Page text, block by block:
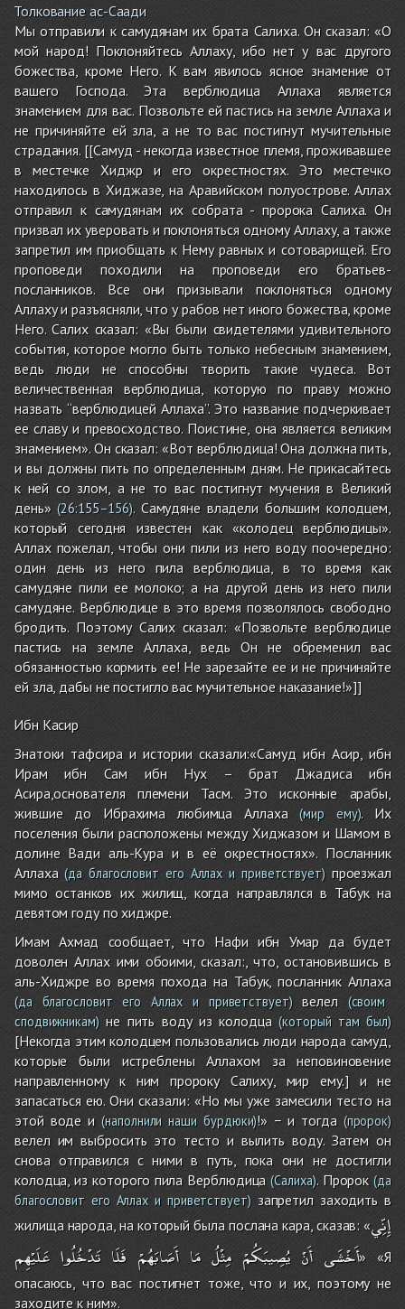
Толкование ас-Саади
Мы отправили к самудянам их брата Салиха. Он сказал: «О
мой народ! Поклоняйтесь Аллаху, ибо нет у вас другого
божества, кроме Него. К вам явилось ясное знамение от
вашего Господа. Эта верблюдица Аллаха является
знамением для вас. Позвольте ей пастись на земле Аллаха и
не причиняйте ей зла, а не то вас постигнут мучительные
страдания. [[Самуд - некогда известное племя, проживавшее
в местечке Хиджр и его окрестностях. Это местечко
находилось в Хиджазе, на Аравийском полуострове. Аллах
отправил к самудянам их собрата - пророка Салиха. Он
призвал их уверовать и поклоняться одному Аллаху, а также
запретил им приобщать к Нему равных и сотоварищей. Его
проповеди походили на проповеди его братьев-
посланников. Все они призывали поклоняться одному
Аллаху и разъясняли, что у рабов нет иного божества, кроме
Него. Салих сказал: «Вы были свидетелями удивительного
события, которое могло быть только небесным знамением,
ведь люди не способны творить такие чудеса. Вот
величественная верблюдица, которую по праву можно
назвать “верблюдицей Аллаха”. Это название подчеркивает
ее славу и превосходство. Поистине, она является великим
знамением». Он сказал: «Вот верблюдица! Она должна пить,
и вы должны пить по определенным дням. Не прикасайтесь
к ней со злом, а не то вас постигнут мучения в Великий
день»(26:155–156). Самудяне владели большим колодцем,
который сегодня известен как «колодец верблюдицы».
Аллах пожелал, чтобы они пили из него воду поочередно:
один день из него пила верблюдица, в то время как
самудяне пили ее молоко; а на другой день из него пили
самудяне. Верблюдице в это время позволялось свободно
бродить. Поэтому Салих сказал: «Позвольте верблюдице
пастись на земле Аллаха, ведь Он не обременил вас
обязанностью кормить ее! Не зарезайте ее и не причиняйте
ей зла, дабы не постигло вас мучительное наказание!»]]
Ибн Касир
Знатоки тафсира и истории сказали:«Самуд ибн Асир, ибн
Ирам ибн Сам ибн Нух – брат Джадиса ибн
Асира,основателя племени Тасм. Это исконные арабы,
жившие до Ибрахима любимца Аллаха(мир ему). Их
поселения были расположены между Хиджазом и Шамом в
долине Вади аль-Кура и в её окрестностях». Посланник
Аллаха(да благословит его Аллах и приветствует)проезжал
мимо останков их жилищ, когда направлялся в Табук на
девятом году по хиджре.
Имам Ахмад сообщает, что Нафи ибн Умар да будет
доволен Аллах ими обоими, сказал:, что, остановившись в
аль-Хиджре во время похода на Табук, посланник Аллаха
(да благословит его Аллах и приветствует)велел(своим
сподвижникам)не пить воду из колодца(который там был)
[Некогда этим колодцем пользовались люди народа самуд,
которые были истреблены Аллахом за неповиновение
направленному к ним пророку Салиху, мир ему.] и не
запасаться ею. Они сказали: «Но мы уже замесили тесто на
этой воде и (наполнили наши бурдюки)!» − и тогда(пророк)
велел им выбросить это тесто и вылить воду. Затем он
снова отправился с ними в путь, пока они не достигли
колодца, из которого пила Верблюдица (Салиха). Пророк(да
благословит его Аллах и приветствует)запретил заходить в
жилища народа, на который была послана кара, сказав: «إِنِّي
أَخْشَى أَنْ يُصِيبَكُمْ مِثْلُ مَا أَصَابَهُمْ فَلَا تَدْخُلُوا عَلَيْهِم
» «Я
опасаюсь, что вас постигнет тоже, что и их, поэтому не
заходите к ним».